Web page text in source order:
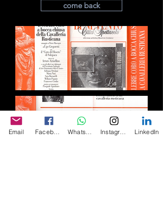
come back
Email LinkedIn